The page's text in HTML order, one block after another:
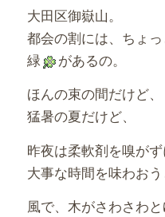
大田区御嶽山。
都会の割には、ちょっ
緑
があるの。
ほんの束の間だけど、
猛暑の夏だけど、
昨夜は柔軟剤を嗅が
大事な時間を味わお
風で、木がさわさわ